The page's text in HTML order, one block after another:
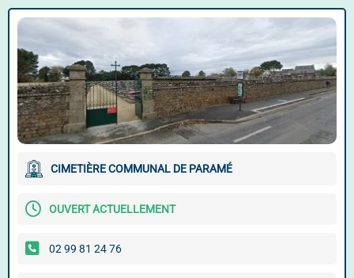
CIMETIÈRE COMMUNAL DE PARAMÉ
OUVERT ACTUELLEMENT
02 99 81 24 76